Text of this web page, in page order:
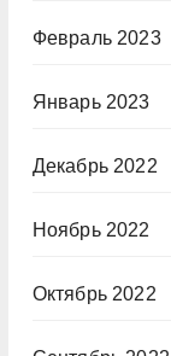
Февраль 2023
Январь 2023
Декабрь 2022
Ноябрь 2022
Октябрь 2022